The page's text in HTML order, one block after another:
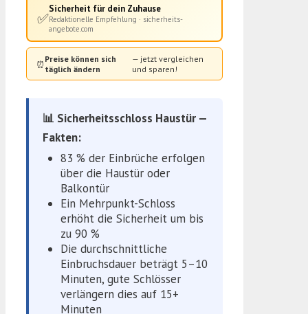
✅
Sicherheit für dein Zuhause
Redaktionelle Empfehlung · sicherheits-
angebote.com
⏰ Preise können sich
täglich ändern
— jetzt vergleichen
und sparen!
📊 Sicherheitsschloss Haustür —
Fakten:
83 % der Einbrüche erfolgen
über die Haustür oder
Balkontür
Ein Mehrpunkt-Schloss
erhöht die Sicherheit um bis
zu 90 %
Die durchschnittliche
Einbruchsdauer beträgt 5–10
Minuten, gute Schlösser
verlängern dies auf 15+
Minuten